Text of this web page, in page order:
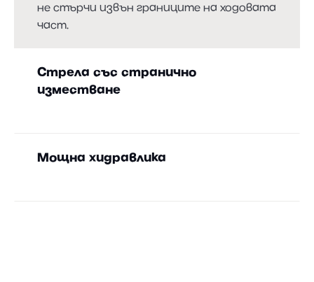
не стърчи извън границите на ходовата
част.
Стрела със странично
изместване
без ограничение настрани
Мощна хидравлика